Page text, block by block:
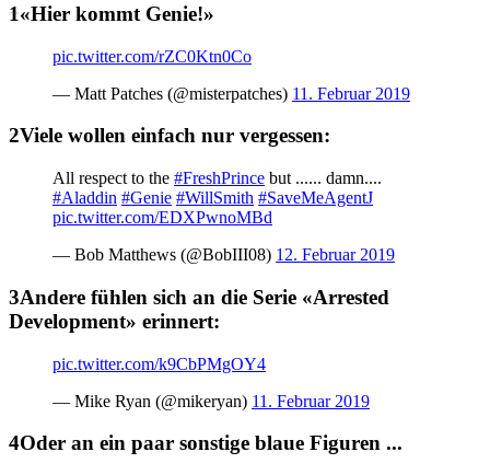
«Hier kommt Genie!»
pic.twitter.com/rZC0Ktn0Co
— Matt Patches (@misterpatches) 11. Februar 2019
Viele wollen einfach nur vergessen:
All respect to the #FreshPrince but ...... damn....
#Aladdin #Genie #WillSmith #SaveMeAgentJ
pic.twitter.com/EDXPwnoMBd
— Bob Matthews (@BobIII08) 12. Februar 2019
Andere fühlen sich an die Serie «Arrested
Development» erinnert:
pic.twitter.com/k9CbPMgOY4
— Mike Ryan (@mikeryan) 11. Februar 2019
Oder an ein paar sonstige blaue Figuren ...